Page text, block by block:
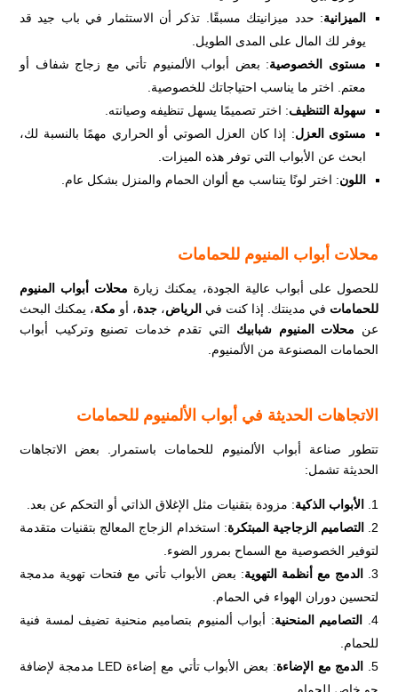
الميزانية: حدد ميزانيتك مسبقًا. تذكر أن الاستثمار في باب جيد قد
يوفر لك المال على المدى الطويل.
مستوى الخصوصية: بعض أبواب الألمنيوم تأتي مع زجاج شفاف أو
معتم. اختر ما يناسب احتياجاتك للخصوصية.
سهولة التنظيف: اختر تصميمًا يسهل تنظيفه وصيانته.
مستوى العزل: إذا كان العزل الصوتي أو الحراري مهمًا بالنسبة لك،
ابحث عن الأبواب التي توفر هذه الميزات.
اللون: اختر لونًا يتناسب مع ألوان الحمام والمنزل بشكل عام.
محلات أبواب المنيوم للحمامات
للحصول على أبواب عالية الجودة، يمكنك زيارة محلات أبواب المنيوم
للحمامات في مدينتك. إذا كنت في الرياض، جدة، أو مكة، يمكنك البحث
عن محلات المنيوم شبابيك التي تقدم خدمات تصنيع وتركيب أبواب
الحمامات المصنوعة من الألمنيوم.
الاتجاهات الحديثة في أبواب الألمنيوم للحمامات
تتطور صناعة أبواب الألمنيوم للحمامات باستمرار. بعض الاتجاهات
الحديثة تشمل:
الأبواب الذكية: مزودة بتقنيات مثل الإغلاق الذاتي أو التحكم عن بعد.
التصاميم الزجاجية المبتكرة: استخدام الزجاج المعالج بتقنيات متقدمة
لتوفير الخصوصية مع السماح بمرور الضوء.
الدمج مع أنظمة التهوية: بعض الأبواب تأتي مع فتحات تهوية مدمجة
لتحسين دوران الهواء في الحمام.
التصاميم المنحنية: أبواب ألمنيوم بتصاميم منحنية تضيف لمسة فنية
للحمام.
الدمج مع الإضاءة
: بعض الأبواب تأتي مع إضاءة LED مدمجة لإضافة